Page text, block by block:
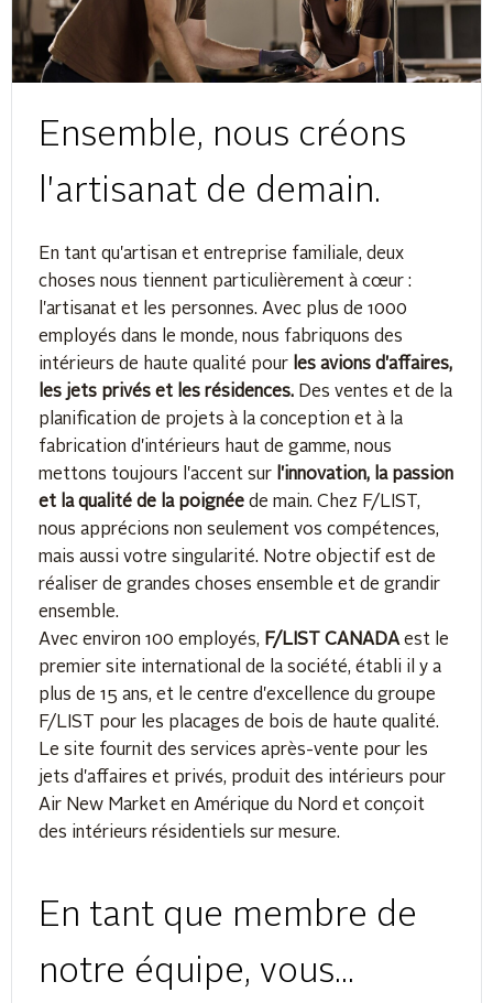
Ensemble, nous créons
l'artisanat de demain.
En tant qu'artisan et entreprise familiale, deux
choses nous tiennent particulièrement à cœur :
l'artisanat et les personnes. Avec plus de 1000
employés dans le monde, nous fabriquons des
intérieurs de haute qualité pour les avions d'affaires,
les jets privés et les résidences. Des ventes et de la
planification de projets à la conception et à la
fabrication d'intérieurs haut de gamme, nous
mettons toujours l'accent sur l'innovation, la passion
et la qualité de la poignée de main. Chez F/LIST,
nous apprécions non seulement vos compétences,
mais aussi votre singularité. Notre objectif est de
réaliser de grandes choses ensemble et de grandir
ensemble.
Avec environ 100 employés, F/LIST CANADAest le
premier site international de la société, établi il y a
plus de 15 ans, et le centre d'excellence du groupe
F/LIST pour les placages de bois de haute qualité.
Le site fournit des services après-vente pour les
jets d'affaires et privés, produit des intérieurs pour
Air New Market en Amérique du Nord et conçoit
des intérieurs résidentiels sur mesure.
En tant que membre de
notre équipe, vous...